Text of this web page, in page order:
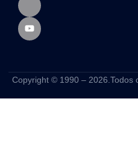
Copyright © 1990 – 2026.Todos